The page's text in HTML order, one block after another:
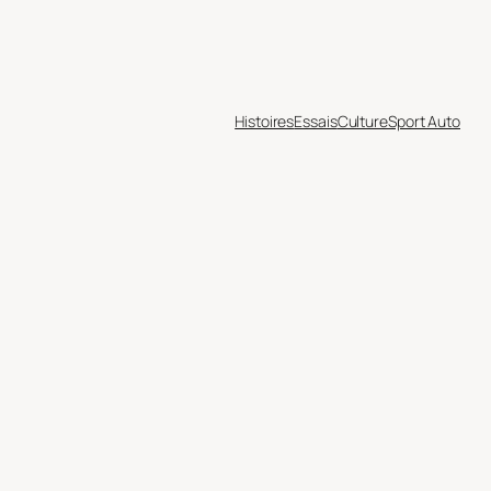
HistoiresEssaisCultureSport Auto